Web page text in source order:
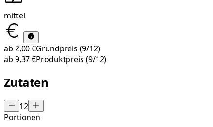
mittel
ab 2,00 €Grundpreis (9/12)
ab 9,37 €Produktpreis (9/12)
Zutaten
12
Portionen